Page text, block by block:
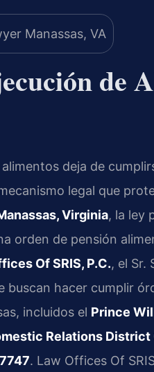
de
deja de
legal que
Virginia, la ley
orden de pensión
Of SRIS, P.C., el Sr.
buscan hacer cumplir
incluidos el Prince
Relations
. Law Offices Of